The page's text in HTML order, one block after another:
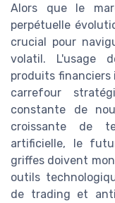
Alors que le
perpétuelle
crucial pour
volatil. L'usage
produits financiers
carrefour
constante de
croissante de
artificielle, le
griffes doivent
outils
de trading et